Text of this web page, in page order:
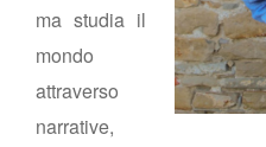
ma studia il
mondo
attraverso
narrative,